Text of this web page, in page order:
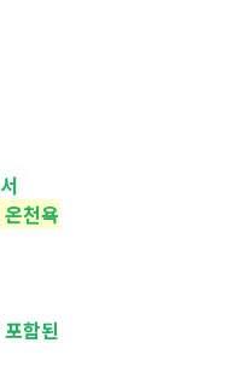
천욕
함된